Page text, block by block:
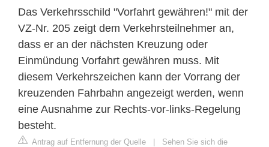
Das Verkehrsschild "Vorfahrt gewähren!" mit der
VZ-Nr. 205 zeigt dem Verkehrsteilnehmer an,
dass er an der nächsten Kreuzung oder
Einmündung Vorfahrt gewähren muss. Mit
diesem Verkehrszeichen kann der Vorrang der
kreuzenden Fahrbahn angezeigt werden, wenn
eine Ausnahme zur Rechts-vor-links-Regelung
besteht.
Antrag auf Entfernung der Quelle | Sehen Sie sich die